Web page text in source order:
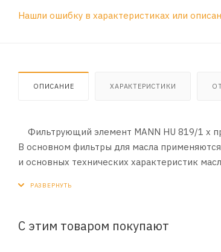
Нашли ошибку в характеристиках или
ОПИСАНИЕ ХАРАКТЕРИСТИКИ
Фильтрующий элемент MANN HU 819/1 x
В основном фильтры для масла
и основных технических характеристик
посмотреть в разделе применение.
С этим товаром покупают